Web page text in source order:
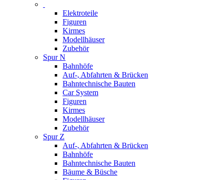
Elektroteile
Figuren
Kirmes
Modellhäuser
Zubehör
Spur N
Bahnhöfe
Auf-, Abfahrten & Brücken
Bahntechnische Bauten
Car System
Figuren
Kirmes
Modellhäuser
Zubehör
Spur Z
Auf-, Abfahrten & Brücken
Bahnhöfe
Bahntechnische Bauten
Bäume & Büsche